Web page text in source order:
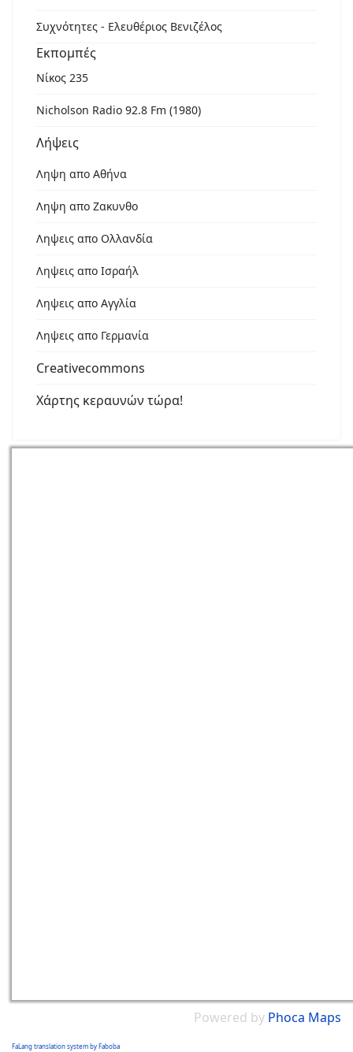
Συχνότητες - Ελευθέριος Βενιζέλος
Εκπομπές
Νίκος 235
Nicholson Radio 92.8 Fm (1980)
Λήψεις
Ληψη απο Αθήνα
Ληψη απο Ζακυνθο
Ληψεις απο Ολλανδία
Ληψεις απο Ισραήλ
Ληψεις απο Αγγλία
Ληψεις απο Γερμανία
Creativecommons
Χάρτης κεραυνών τώρα!
Powered by Phoca Maps
FaLang translation system by Faboba